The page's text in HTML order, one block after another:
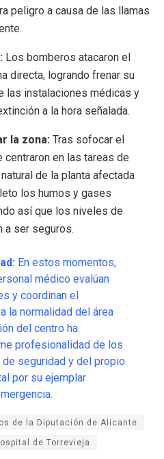
peligro a causa de las llamas
Los bomberos atacaron el
directa, logrando frenar su
las instalaciones médicas y
a la hora señalada.
la zona: Tras sofocar el
en las tareas de
de la planta afectada
los humos y gases
así que los niveles de
a ser seguros.
En estos momentos,
médico evalúan
y coordinan el
la normalidad del área
del centro ha
profesionalidad de los
seguridad y del propio
por su ejemplar
de la Diputación de Alicante
de Torrevieja